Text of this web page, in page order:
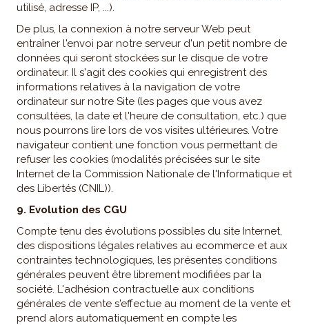
utilisé, adresse IP, ...).
De plus, la connexion à notre serveur Web peut
entraîner l'envoi par notre serveur d'un petit nombre de
données qui seront stockées sur le disque de votre
ordinateur. Il s'agit des cookies qui enregistrent des
informations relatives à la navigation de votre
ordinateur sur notre Site (les pages que vous avez
consultées, la date et l'heure de consultation, etc.) que
nous pourrons lire lors de vos visites ultérieures. Votre
navigateur contient une fonction vous permettant de
refuser les cookies (modalités précisées sur le site
Internet de la Commission Nationale de l'Informatique et
des Libertés (CNIL)).
9. Evolution des CGU
Compte tenu des évolutions possibles du site Internet,
des dispositions légales relatives au ecommerce et aux
contraintes technologiques, les présentes conditions
générales peuvent être librement modifiées par la
société. L'adhésion contractuelle aux conditions
générales de vente s'effectue au moment de la vente et
prend alors automatiquement en compte les